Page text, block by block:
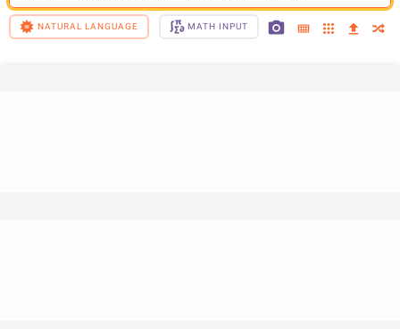
NATURAL LANGUAGE MATH INPUT